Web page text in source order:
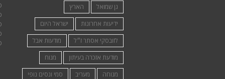
גן שמואל
הארץ
ידיעות אחרונות
ישראל היום
לזובסקי אסתר ז״ל
מודעות אבל
מודעת אזכרה בעיתון
מנוח
מנוחה
מעריב
סמי ונסים נופי